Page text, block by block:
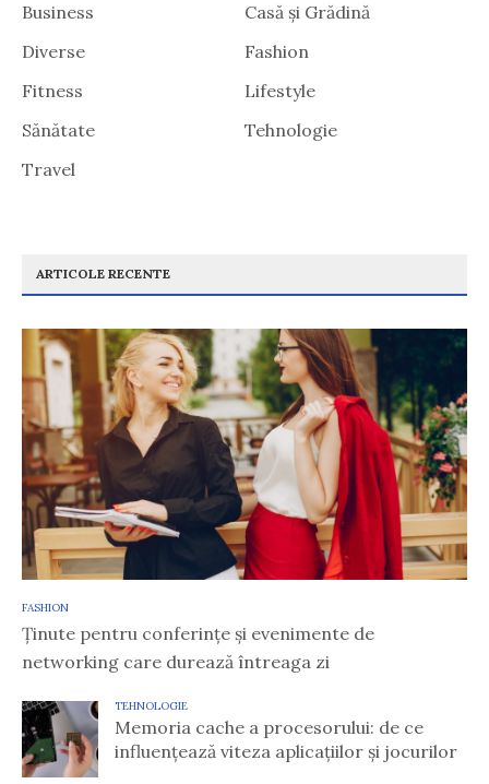
Business
Casă și Grădină
Diverse
Fashion
Fitness
Lifestyle
Sănătate
Tehnologie
Travel
ARTICOLE RECENTE
FASHION
Ținute pentru conferințe și evenimente de
networking care durează întreaga zi
TEHNOLOGIE
Memoria cache a procesorului: de ce
influențează viteza aplicațiilor și jocurilor